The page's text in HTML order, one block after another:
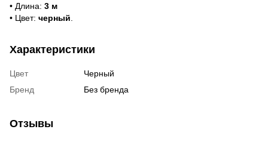
• Длина: 3 м
• Цвет: черный
Характеристики
Цвет
Черный
Бренд
Без бренда
Отзывы